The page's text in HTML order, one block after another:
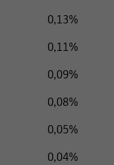
0,13%
0,11%
0,09%
0,08%
0,05%
0,04%